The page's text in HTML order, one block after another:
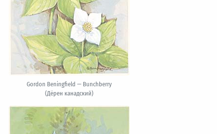
Gordon Beningfield — Bunchberry
(Дёрен канадский)